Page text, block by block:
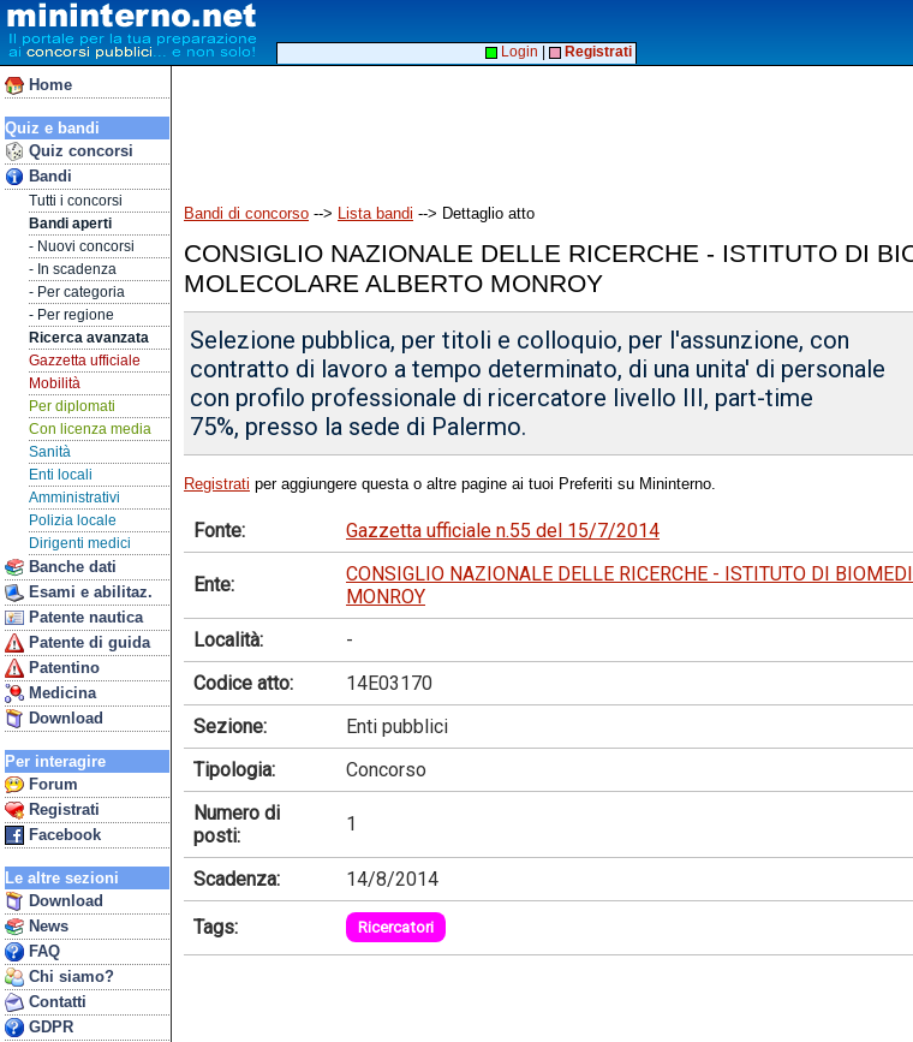
Home
Quiz e bandi
Quiz concorsi
Bandi
Tutti i concorsi
Bandi aperti
- Nuovi concorsi
- In scadenza
- Per categoria
- Per regione
Ricerca avanzata
Gazzetta ufficiale
Mobilità
Per diplomati
Con licenza media
Sanità
Enti locali
Amministrativi
Polizia locale
Dirigenti medici
Banche dati
Esami e abilitaz.
Patente nautica
Patente di guida
Patentino
Medicina
Download
Per interagire
Forum
Registrati
Facebook
Le altre sezioni
Download
News
FAQ
Chi siamo?
Contatti
GDPR
Login Registrati
Bandi di concorso --> Lista bandi --> Dettaglio atto
CONSIGLIO NAZIONALE DELLE RICERCHE - ISTITUTO DI
MOLECOLARE ALBERTO MONROY
Selezione pubblica, per titoli e colloquio, per l'assunzione, con
contratto di lavoro a tempo determinato, di una unita' di personale
con profilo professionale di ricercatore livello III, part-time
75%, presso la sede di Palermo.
Registrati per aggiungere questa o altre pagine ai tuoi Preferiti su Mininterno.
Fonte: Gazzetta ufficiale n.55 del 15/7/2014
Ente:
CONSIGLIO NAZIONALE DELLE RICERCHE - ISTITUTO DI
MONROY
Località:
-
Codice atto:
14E03170
Sezione:
Enti pubblici
Tipologia:
Concorso
Numero di
posti:
1
Scadenza: 14/8/2014
Tags: Ricercatori